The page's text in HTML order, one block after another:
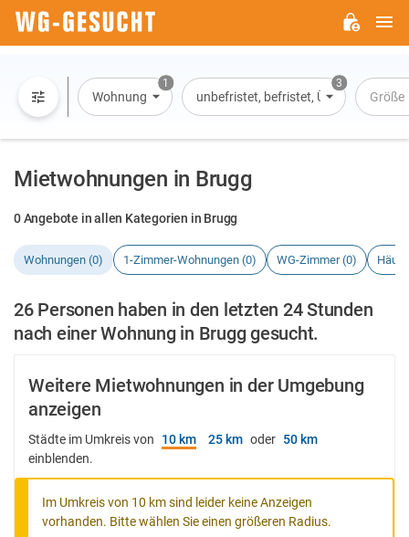
1
Wohnung
3
unbefristet, befristet, Übernachtung
Größe
Mietwohnungen in Brugg
0 Angebote in allen Kategorien in Brugg
Wohnungen (0) 1-Zimmer-Wohnungen (0) WG-Zimmer (0)
26 Personen haben in den letzten 24 Stunden
nach einer Wohnung in Brugg gesucht.
Weitere Mietwohnungen in der Umgebung
anzeigen
Städte im Umkreis von 10 km 25 km oder 50 km
einblenden.
Im Umkreis von 10 km sind leider keine Anzeigen
vorhanden. Bitte wählen Sie einen größeren Radius.